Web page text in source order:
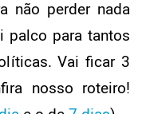
não perder nada
palco para tantos
Vai ficar 3
nosso roteiro!